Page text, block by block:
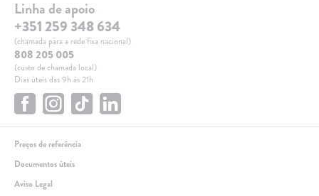
Linha de apoio
+351 259 348 634
(chamada para a rede fixa nacional)
808 205 005
(custo de chamada local)
Dias úteis das 9h às 21h
Preços de referência
Documentos úteis
Aviso Legal